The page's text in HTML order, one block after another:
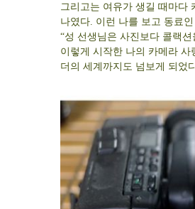
그리고는 여유가 생길 때마다
나였다. 이런 나를 보고 동료
“성 선생님은 사진보다 콜랙
이렇게 시작한 나의 카메라
더의 세계까지도 넘보게 되었